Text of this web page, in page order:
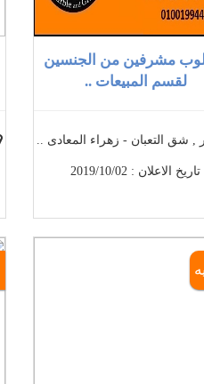
مشرفين من الجنسين
لقسم المبيعات ..
شق التعبان - زهراء المعادى ..
تاريخ الاعلان : 2019/10/02